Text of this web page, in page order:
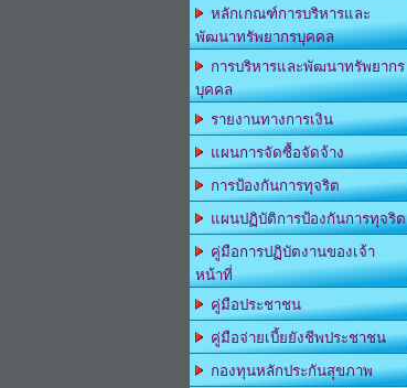
หลักเกณฑ์การบริหารและ
พัฒนาทรัพยากรบุคคล
การบริหารและพัฒนาทรัพยากร
บุคคล
รายงานทางการเงิน
แผนการจัดซื้อจัดจ้าง
การป้องกันการทุจริต
แผนปฏิบัติการป้องกันการทุจริต
คู่มือการปฏิบัตงานของเจ้า
หน้าที่
คู่มือประชาชน
คู่มือจ่ายเบี้ยยังชีพประชาชน
กองทุนหลักประกันสุขภาพ